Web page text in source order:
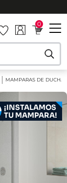
0
MAMPARAS DE DUCHA
¡INSTALAMOS
TU MAMPARA!